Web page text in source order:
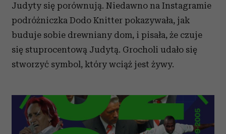
Judyty się porównują. Niedawno na Instagramie
podróżniczka Dodo Knitter pokazywała, jak
buduje sobie drewniany dom, i pisała, że czuje
się stuprocentową Judytą. Grocholi udało się
stworzyć symbol, który wciąż jest żywy.